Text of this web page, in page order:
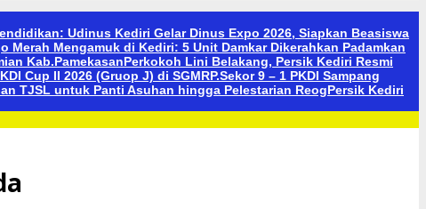
Udinus Kediri Gelar Dinus Expo 2026, Siapkan Beasiswa
Merah Mengamuk di Kediri: 5 Unit Damkar Dikerahkan Padamkan
Kab.PamekasanPerkokoh Lini Belakang, Persik Kediri Resmi
Cup II 2026 (Gruop J) di SGMRP.Sekor 9 – 1 PKDI Sampang
TJSL untuk Panti Asuhan hingga Pelestarian ReogPersik Kediri